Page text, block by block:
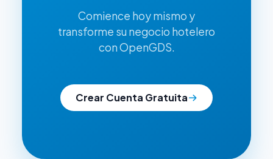
Comience hoy mismo y
transforme su negocio hotelero
con OpenGDS.
Crear Cuenta Gratuita